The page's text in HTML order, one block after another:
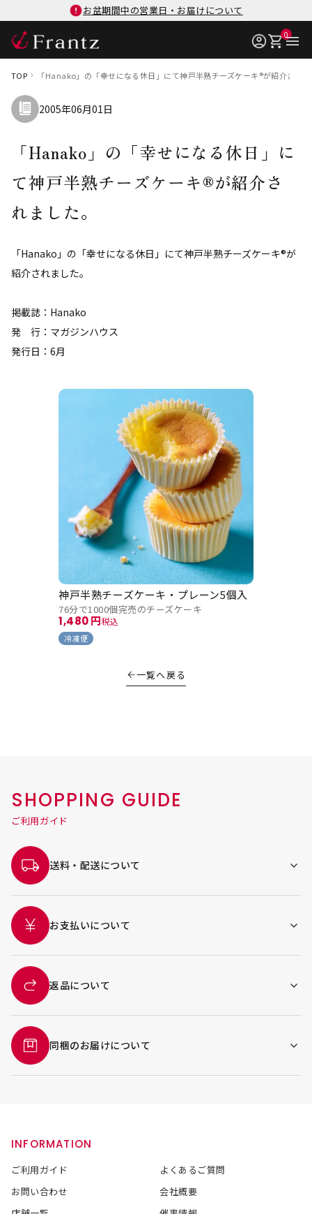
お盆期間中の営業日・お届けについて
0
TOP 「Hanako」の「幸せになる休日」にて神戸半熟チーズケーキ®が紹介され
2005年06月01日
「Hanako」の「幸せになる休日」に
て神戸半熟チーズケーキ®が紹介さ
れました。
「Hanako」の「幸せになる休日」にて神戸半熟チーズケーキ®が
紹介されました。
掲載誌：Hanako
発 行：マガジンハウス
発行日：6月
76分で1000個完売のチーズケーキ
神戸半熟チーズケーキ・プレーン5個入
冷凍便
1,480 税込
一覧へ戻る
SHOPPING GUIDE
ご利用ガイド
送料・配送について
お支払いについて
返品について
同梱のお届けについて
INFORMATION
ご利用ガイド
よくあるご質問
お問い合わせ
会社概要